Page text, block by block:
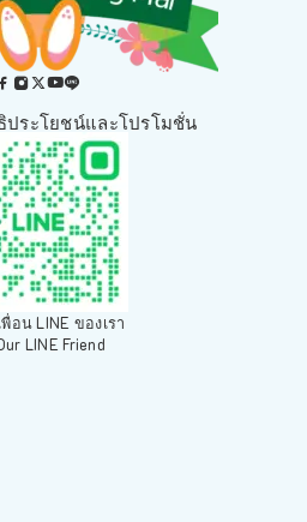
ประโยชน์และโปรโมชั่น
อน LINE ของเรา
LINE Friend